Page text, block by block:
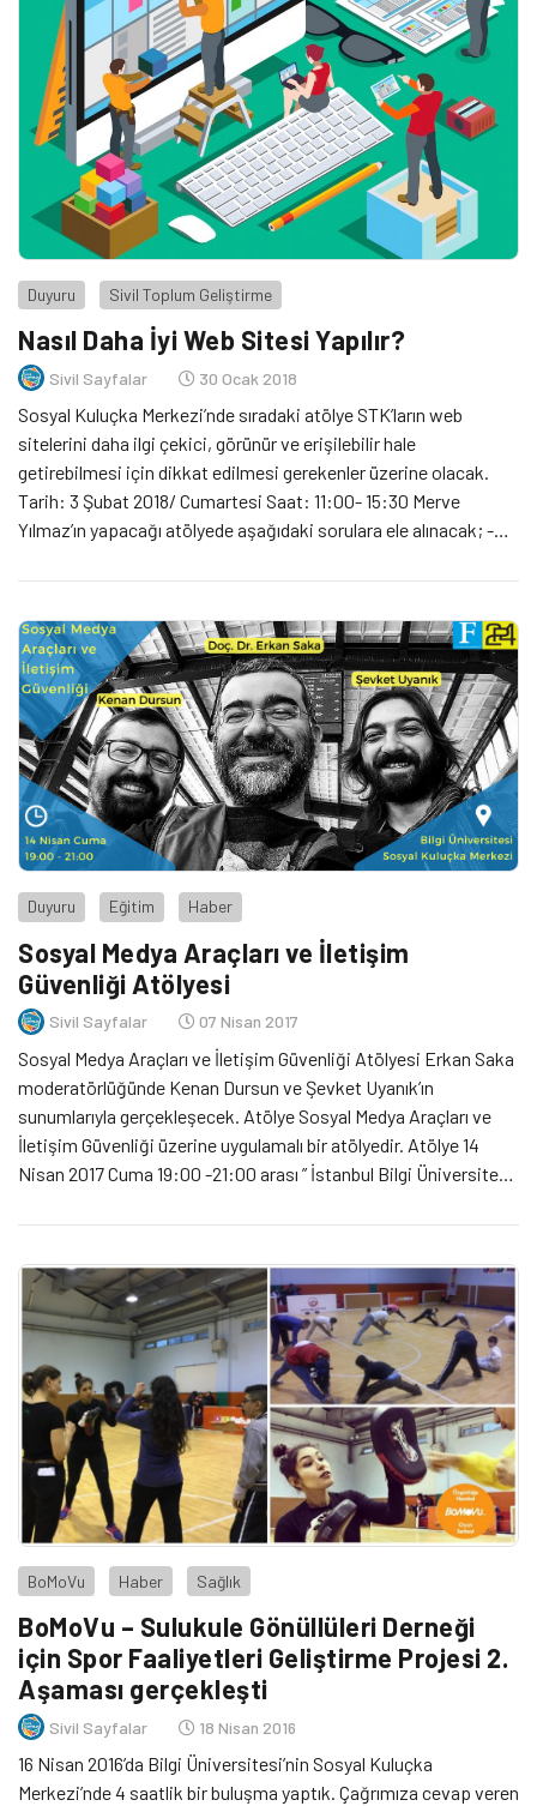
Duyuru Sivil Toplum Geliştirme
Nasıl Daha İyi Web Sitesi Yapılır?
Sivil Sayfalar 30 Ocak 2018
Sosyal Kuluçka Merkezi’nde sıradaki atölye STK’ların web
sitelerini daha ilgi çekici, görünür ve erişilebilir hale
getirebilmesi için dikkat edilmesi gerekenler üzerine olacak.
Tarih: 3 Şubat 2018/ Cumartesi Saat: 11:00- 15:30 Merve
Yılmaz’ın yapacağı atölyede aşağıdaki sorulara ele alınacak; -
nedir? -Web sitemde nasıl daha etkili etkileşim sağlayabilirim?
[…]
Duyuru Eğitim Haber
Sosyal Medya Araçları ve İletişim
Güvenliği Atölyesi
Sivil Sayfalar 07 Nisan 2017
Sosyal Medya Araçları ve İletişim Güvenliği Atölyesi Erkan Saka
moderatörlüğünde Kenan Dursun ve Şevket Uyanık’ın
sunumlarıyla gerçekleşecek. Atölye Sosyal Medya Araçları ve
İletişim Güvenliği üzerine uygulamalı bir atölyedir. Atölye 14
Nisan 2017 Cuma 19:00 -21:00 arası ” İstanbul Bilgi Üniversitesi
bilgisayarları veya mobil cihazları ile gelmeleri tavsiye edilir. 1
[…]
BoMoVu Haber Sağlık
BoMoVu – Sulukule Gönüllüleri Derneği
için Spor Faaliyetleri Geliştirme Projesi 2.
Aşaması gerçekleşti
Sivil Sayfalar 18 Nisan 2016
16 Nisan 2016’da Bilgi Üniversitesi’nin Sosyal Kuluçka
Merkezi’nde 4 saatlik bir buluşma yaptık. Çağrımıza cevap veren